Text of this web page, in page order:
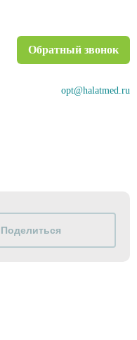
Обратный звонок
opt@halatmed.ru